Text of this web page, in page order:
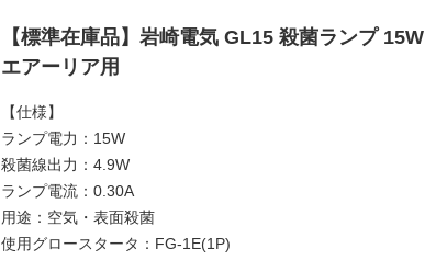
【標準在庫品】岩崎電気 GL15 殺菌ランプ 15W
エアーリア用
【仕様】
ランプ電力：15W
殺菌線出力：4.9W
ランプ電流：0.30A
用途：空気・表面殺菌
使用グロースタータ：FG-1E(1P)